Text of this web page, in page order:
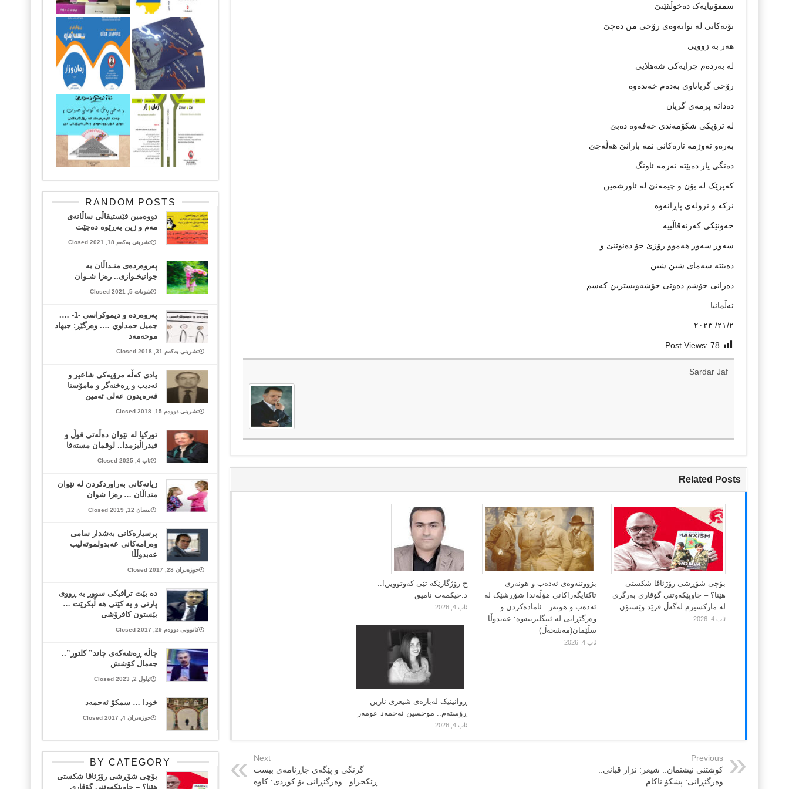
سمفۆنيايەک دەخوڵقێنێ
نۆتەکانی لە توانەوەی رۆحی من دەچێ
هەر بە زوویی
لە بەردەم چرايەکی شەهلایی
رۆحی گرياناوی بەدەم خەندەوە
دەداتە پرمەی گريان
لە ترۆپکی شکۆمەندی خەفەوە دەبێ
بەرەو تەوژمە تارەکانی نمە بارانێ هەڵەچێ
دەنگی يار دەبێتە نەرمە ئاونگ
کەپرێک لە بۆن و چيمەنێ لە ئاورشمين
نرکە و نزولەی پاڕانەوە
خەونێکی کەرنەڤاڵييە
سەوز سەوز هەموو رۆژێ خۆ دەنوێنێ و
دەبێتە سەمای شين شين
دەزانی خۆشم دەوێی خۆشەويسترين کەسم
ئەڵمانيا
٢١/٢/ ٢٠٢٣
Post Views: 78
Sardar Jaf
Related Posts
بۆچی شۆڕشی رۆژئاڤا شکستی
هێنا؟ – چاوپێکەوتنی گۆڤاری بەرگری
لە مارکسیزم لەگەڵ فرێد وێستۆن
ئاب 4, 2026
بزووتنەوەی ئەدەب و هونەری
تاکتایگەراکانی هۆڵەندا شۆڕشێک لە
ئەدەب و هونەر.. ئامادەکردن و
وەرگێڕانی لە ئینگلیزییەوە: عەبدوڵا
سڵێمان(مەشخەڵ)
ئاب 4, 2026
چ رۆژگارێکە تێی کەوتووین!..
د.حیکمەت نامیق
ئاب 4, 2026
ڕوانینیک لەبارەى شیعرى نارین
ڕۆستەم.. موحسین ئەحمەد عومەر
ئاب 4, 2026
Previous
کوشتنی نیشتمان.. شيعر: نزار قبانی..
وەرگێڕانی: پشکۆ ناکام
Next
گرنگی و پێگەی جاڕنامەی بیست
ڕێکخراو.. وەرگێڕانی بۆ کوردی: کاوە
RANDOM POSTS
دووەمین فێستیڤاڵی ساڵانەی
مەم و زین بەڕێوە دەچێت
تشرینی یەکەم 18, 2021 Closed
پەروەردەی منـداڵان بە
جوانیخـوازی.. رەزا شـوان
شوبات 5, 2021 Closed
پەروەردە و دیموکراسی -1- ….
جمیل حمداوي …. وەرگێڕ: جیهاد
موحەمەد
تشرینی یەکەم 31, 2018 Closed
یادی کەڵە مرۆیەکی شاعیر و
ئەدیب و ڕەخنەگر و مامۆستا
فەرەیدون عەلی ئەمین
تشرینی دووەم 15, 2018 Closed
توركیا لە نێوان دەڵەتی قوڵ و
فیدراڵیزمدا.. لوقمان مستەفا
ئاب 4, 2025 Closed
زیانەکانی بەراوردکردن لە نێوان
منداڵان … رەزا شوان
نیسان 12, 2019 Closed
پرسیارەکانى بەشدار سامى
وەرامەکانى عەبدولموتەلیب
عەبدوڵڵا
حوزەیران 28, 2017 Closed
دە بێت ترافیکی سوور بە ڕووی
پارتی و یە کێتی هە ڵبکرێت …
بێستون کافرۆشی
کانوونی دووەم 29, 2017 Closed
چاڵە ڕەشەکەی چاند” کلتور”..
جەمال کۆشش
ئیلول 2, 2023 Closed
خودا … سمکۆ ئەحمەد
حوزەیران 4, 2017 Closed
BY CATEGORY
بۆچی شۆڕشی رۆژئاڤا شکستی
هێنا؟ – چاوپێکەوتنی گۆڤاری